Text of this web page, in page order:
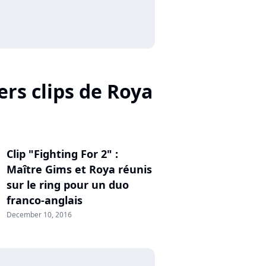
clips de Roya
Clip "Fighting For 2" :
Maître Gims et Roya réunis
sur le ring pour un duo
franco-anglais
December 10, 2016